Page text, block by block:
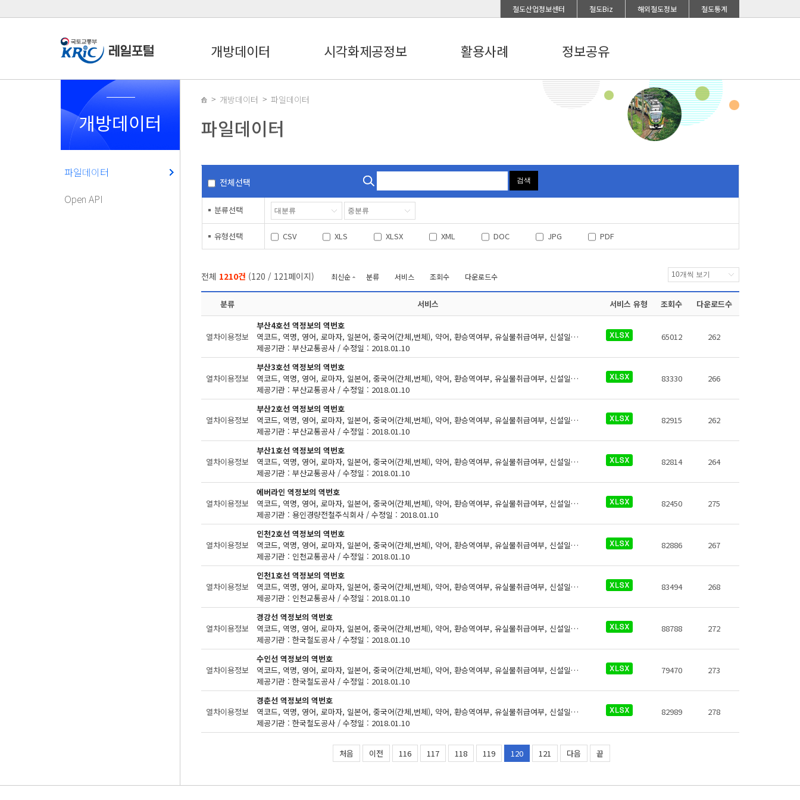
철도산업정보센터 철도Biz 해외철도정보 철도통계
개방데이터 시각화제공정보 활용사례 정보공유
개방데이터
파일데이터
Open API
개방데이터 파일데이터
파일데이터
전체선택 검색
분류선택
유형선택 CSV XLS XLSX XML DOC JPG PDF
전체 1210건 (120 / 121페이지) 최신순 분류 서비스 조회수 다운로드수
분류 서비스 서비스 유형 조회수 다운로드수
열차이용정보
부산4호선 역정보의 역번호
역코드, 역명, 영어, 로마자, 일본어, 중국어(간체,번체), 약어, 환승역여부, 유실물취급여부, 신설일자, 폐지일자, 행정구역코드
제공기관 : 부산교통공사 / 수정일 : 2018.01.10
65012 262
열차이용정보
부산3호선 역정보의 역번호
역코드, 역명, 영어, 로마자, 일본어, 중국어(간체,번체), 약어, 환승역여부, 유실물취급여부, 신설일자, 폐지일자, 행정구역코드
제공기관 : 부산교통공사 / 수정일 : 2018.01.10
83330 266
열차이용정보
부산2호선 역정보의 역번호
역코드, 역명, 영어, 로마자, 일본어, 중국어(간체,번체), 약어, 환승역여부, 유실물취급여부, 신설일자, 폐지일자, 행정구역코드
제공기관 : 부산교통공사 / 수정일 : 2018.01.10
82915 262
열차이용정보
부산1호선 역정보의 역번호
역코드, 역명, 영어, 로마자, 일본어, 중국어(간체,번체), 약어, 환승역여부, 유실물취급여부, 신설일자, 폐지일자, 행정구역코드
제공기관 : 부산교통공사 / 수정일 : 2018.01.10
82814 264
열차이용정보
에버라인 역정보의 역번호
역코드, 역명, 영어, 로마자, 일본어, 중국어(간체,번체), 약어, 환승역여부, 유실물취급여부, 신설일자, 폐지일자, 행정구역코드
제공기관 : 용인경량전철주식회사 / 수정일 : 2018.01.10
82450 275
열차이용정보
인천2호선 역정보의 역번호
역코드, 역명, 영어, 로마자, 일본어, 중국어(간체,번체), 약어, 환승역여부, 유실물취급여부, 신설일자, 폐지일자, 행정구역코드
제공기관 : 인천교통공사 / 수정일 : 2018.01.10
82886 267
열차이용정보
인천1호선 역정보의 역번호
역코드, 역명, 영어, 로마자, 일본어, 중국어(간체,번체), 약어, 환승역여부, 유실물취급여부, 신설일자, 폐지일자, 행정구역코드
제공기관 : 인천교통공사 / 수정일 : 2018.01.10
83494 268
열차이용정보
경강선 역정보의 역번호
역코드, 역명, 영어, 로마자, 일본어, 중국어(간체,번체), 약어, 환승역여부, 유실물취급여부, 신설일자, 폐지일자, 행정구역코드
제공기관 : 한국철도공사 / 수정일 : 2018.01.10
88788 272
열차이용정보
수인선 역정보의 역번호
역코드, 역명, 영어, 로마자, 일본어, 중국어(간체,번체), 약어, 환승역여부, 유실물취급여부, 신설일자, 폐지일자, 행정구역코드
제공기관 : 한국철도공사 / 수정일 : 2018.01.10
79470 273
열차이용정보
경춘선 역정보의 역번호
역코드, 역명, 영어, 로마자, 일본어, 중국어(간체,번체), 약어, 환승역여부, 유실물취급여부, 신설일자, 폐지일자, 행정구역코드
제공기관 : 한국철도공사 / 수정일 : 2018.01.10
82989 278
처음 이전 116 117 118 119 120 121 다음 끝